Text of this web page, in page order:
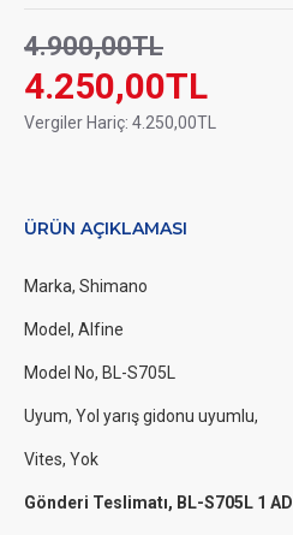
4.250,00TL
4.900,00TL
Vergiler Hariç: 4.250,00TL
ÜRÜN AÇIKLAMASI
Marka, Shimano
Model, Alfine
Model No, BL-S705L
Uyum, Yol yarış gidonu uyumlu,
Vites, Yok
Gönderi Teslimatı, BL-S705L 1 AD